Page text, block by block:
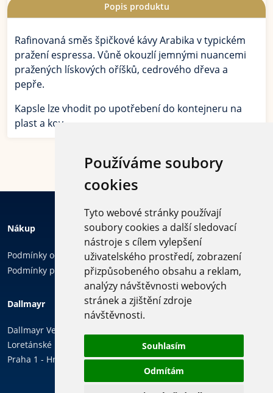
Používáme soubory
cookies
Tyto webové stránky používají
soubory cookies a další sledovací
nástroje s cílem vylepšení
uživatelského prostředí, zobrazení
přizpůsobeného obsahu a reklam,
analýzy návštěvnosti webových
stránek a zjištění zdroje
návštěvnosti.
Souhlasím
Odmítám
Popis produktu
Rafinovaná směs špičkové kávy Arabika v typickém
pražení espressa. Vůně okouzlí jemnými nuancemi
pražených lískových oříšků, cedrového dřeva a
pepře.
Kapsle lze vhodit po upotřebení do kontejneru na
plast a kov.
Nákup
Podmínky ochrany osobních údajů
Podmínky používání cookies
Dallmayr
Dallmayr Vending & Office, k.s.
Loretánské náměstí 109/3,
Praha 1 - Hradčany, 118 00